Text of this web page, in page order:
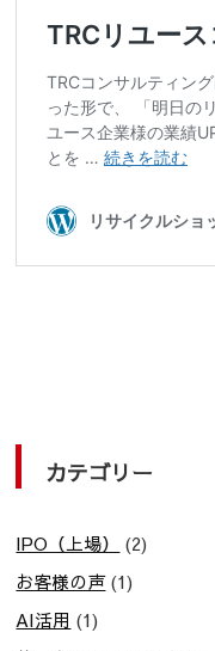
カテゴリー
IPO（上場）
(2)
お客様の声(1)
AI活用 (1)